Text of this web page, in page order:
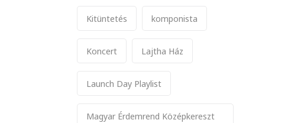
Kitüntetés komponista
Koncert Lajtha Ház
Launch Day Playlist
Magyar Érdemrend Középkereszt